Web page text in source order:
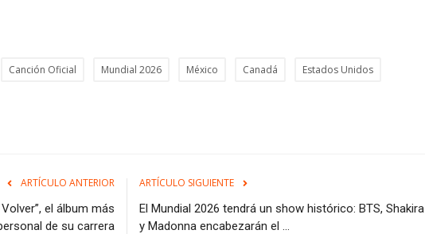
Canción Oficial Mundial 2026 México Canadá Estados Unidos
ARTÍCULO ANTERIOR
el álbum más
de su carrera
ARTÍCULO SIGUIENTE
El Mundial 2026 tendrá un show histórico: BTS, Shakira
y Madonna encabezarán el ...